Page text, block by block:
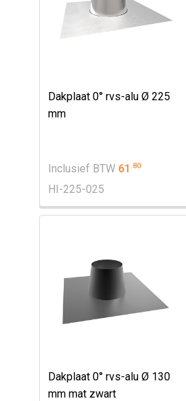
Dakplaat 0° rvs-alu Ø 225
mm
Inclusief BTW 61 .80
HI-225-025
Dakplaat 0° rvs-alu Ø 130
mm mat zwart